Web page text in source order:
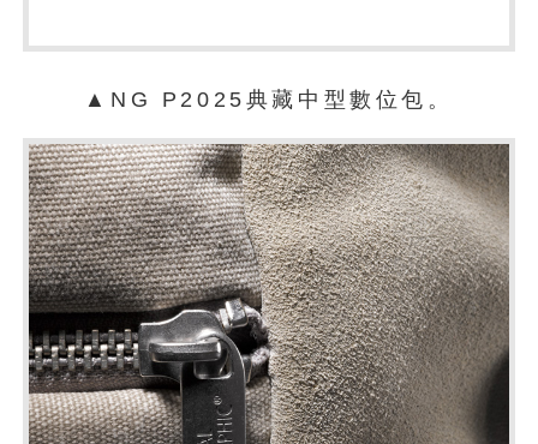
▲NG P2025典藏中型數位包。